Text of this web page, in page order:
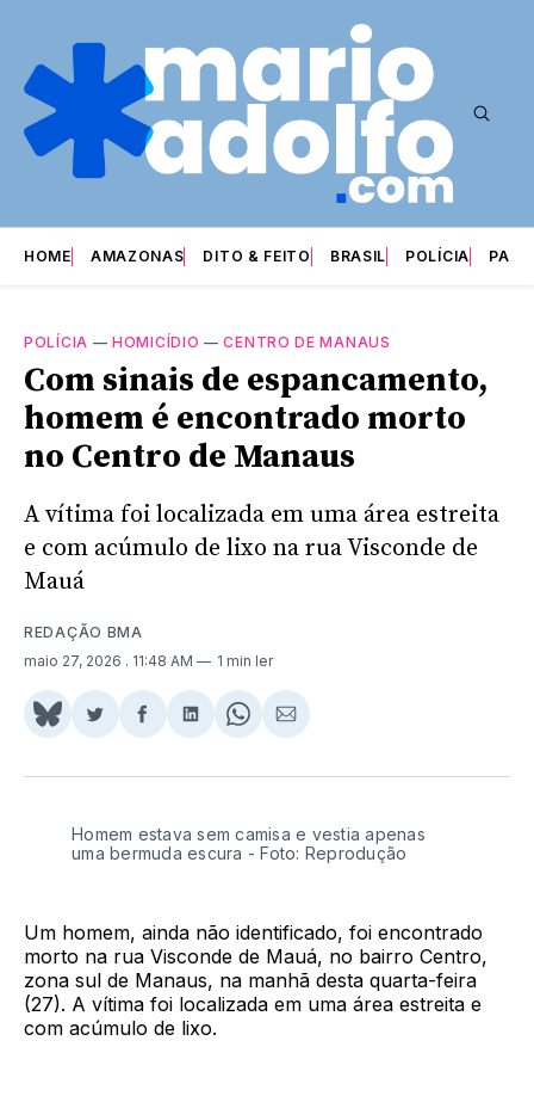
HOME AMAZONAS DITO & FEITO BRASIL POLÍCIA
POLÍCIA —HOMICÍDIO —CENTRO DE MANAUS
Com sinais de espancamento,
homem é encontrado morto
no Centro de Manaus
A vítima foi localizada em uma área estreita
e com acúmulo de lixo na rua Visconde de
Mauá
REDAÇÃO BMA
maio 27, 2026 . 11:48 AM 1 min ler
Share
BlueSky
Compartilhar
Twitter
Compartilhar
Facebook
Compartilhar
LinkedIn
Share
WhatsApp
Compartilhar
Email
Homem estava sem camisa e vestia apenas
uma bermuda escura - Foto: Reprodução
Um homem, ainda não identificado, foi encontrado
morto na rua Visconde de Mauá, no bairro Centro,
zona sul de Manaus, na manhã desta quarta-feira
(27). A vítima foi localizada em uma área estreita e
com acúmulo de lixo.